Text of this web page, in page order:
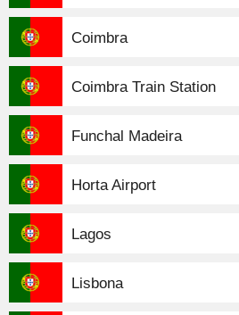
Coimbra
Coimbra Train Station
Funchal Madeira
Horta Airport
Lagos
Lisbona